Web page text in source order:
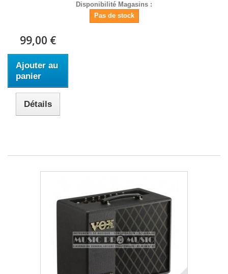
Disponibilité Magasins :
Pas de stock
99,00 €
Ajouter au
panier
Détails